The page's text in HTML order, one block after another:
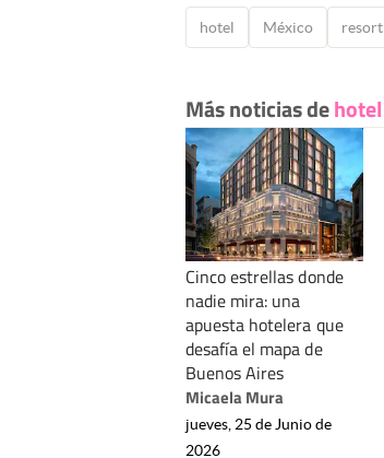
hotel México resort
Más noticias dehotel
Cinco estrellas donde
nadie mira: una
apuesta hotelera que
desafía el mapa de
Buenos Aires
Micaela Mura
jueves, 25 de Junio de
2026